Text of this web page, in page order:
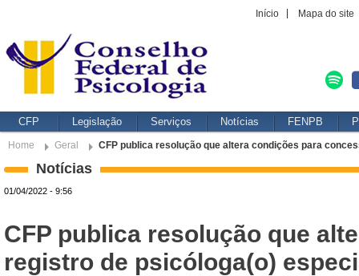
Início Mapa do site
CFP Legislação Serviços Notícias FENPB
Home Geral CFP publica resolução que altera condições para
Notícias
01/04/2022 - 9:56
CFP publica resolução que
registro de psicóloga(o)